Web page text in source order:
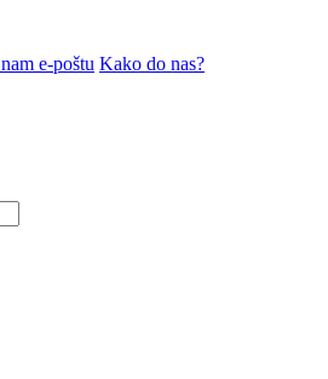
e-poštu Kako do nas?